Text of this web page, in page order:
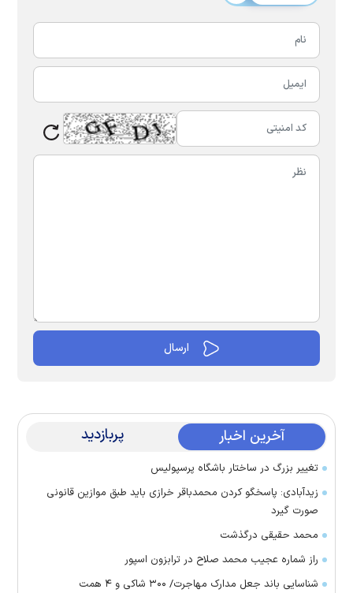
آخرین اخبار پربازدید
تغییر بزرگ در ساختار باشگاه پرسپولیس
زیدآبادی: پاسخگو کردن محمدباقر خرازی باید طبق موازین قانونی
صورت گیرد
محمد حقیقی درگذشت
راز شماره عجیب محمد صلاح در ترابزون اسپور
شناسایی باند جعل مدارک مهاجرت/ ۳۰۰ شاکی و ۴ همت